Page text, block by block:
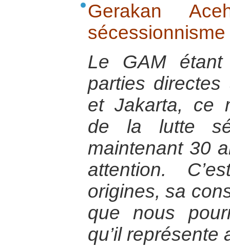
Gerakan
Le GAM étant
parties
et Jakarta, ce
de la lutte
maintenant 30
attention.
origines, sa
que nous
qu’il représente